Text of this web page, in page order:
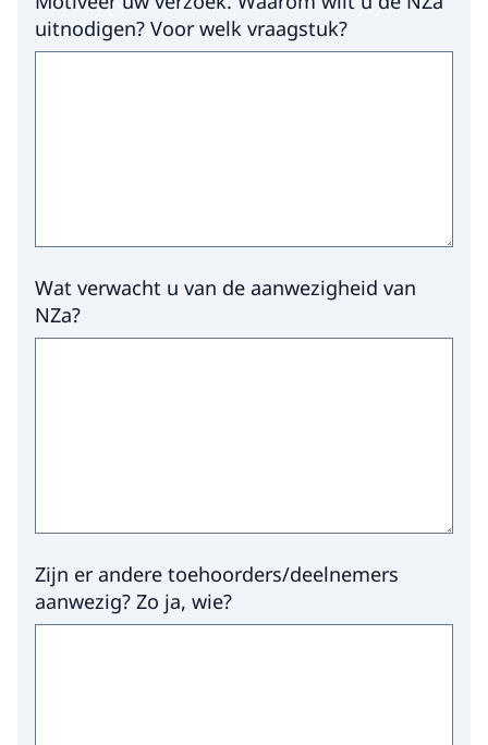
uitnodigen? Voor welk vraagstuk?
Wat verwacht u van de aanwezigheid van
NZa?
Zijn er andere toehoorders/deelnemers
aanwezig? Zo ja, wie?